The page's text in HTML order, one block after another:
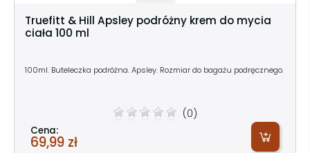
Truefitt & Hill Apsley podróżny krem do mycia
ciała 100 ml
100ml. Buteleczka podróżna. Apsley. Rozmiar do bagażu podręcznego.
(0)
Cena:
69,99 zł